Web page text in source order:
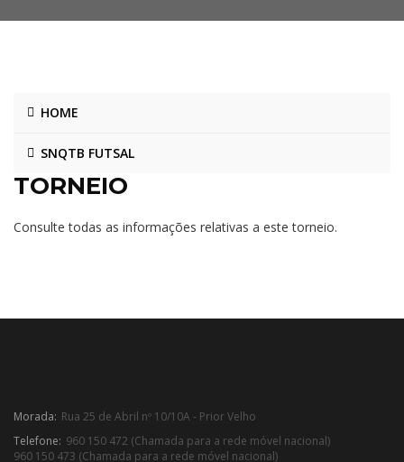
HOME
SNQTB FUTSAL
TORNEIO
Consulte todas as informações relativas a este torneio.
Morada: Rua 25 de Abril nº 10/10A - Prior Velho
Telefone: 960 150 472 (Chamada para a rede móvel nacional)
960 150 473 (Chamada para a rede móvel nacional)